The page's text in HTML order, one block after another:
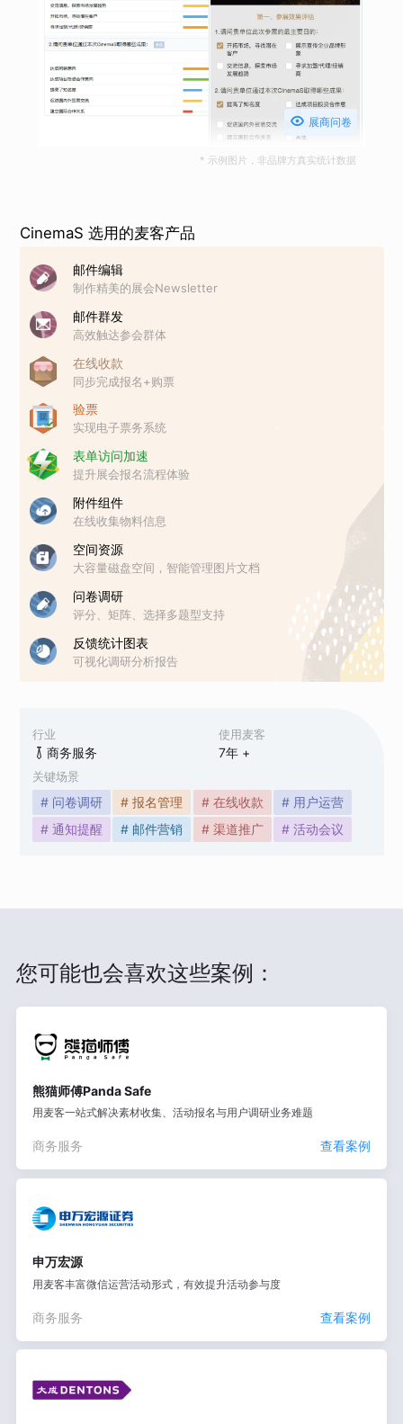
行业
商务服务
使用麦客
7年 +
关键场景
# 问卷调研 # 报名管理 # 在线收款
# 用户运营
# 通知提醒
# 邮件营销 # 渠道推广 # 活动会议
 展商问卷
* 示例图片，非品牌方真实统计数据
CinemaS 选用的麦客产品
邮件编辑
制作精美的展会Newsletter
邮件群发
高效触达参会群体
在线收款
同步完成报名+购票
验票
实现电子票务系统
表单访问加速
提升展会报名流程体验
附件组件
在线收集物料信息
空间资源
大容量磁盘空间，智能管理图片文档
问卷调研
评分、矩阵、选择多题型支持
反馈统计图表
可视化调研分析报告
您可能也会喜欢这些案例：
熊猫师傅Panda Safe
用麦客一站式解决素材收集、活动报名与用户调研业务难题
商务服务 查看案例
申万宏源
用麦客丰富微信运营活动形式，有效提升活动参与度
商务服务 查看案例